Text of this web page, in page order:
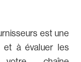
est une
et à évaluer les